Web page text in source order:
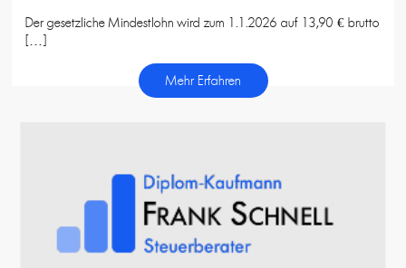
Der gesetzliche Mindestlohn wird zum 1.1.2026 auf 13,90 € brutto
[…]
Mehr Erfahren